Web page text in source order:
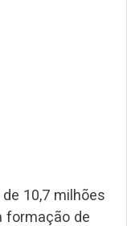
10,7 milhões
formação de